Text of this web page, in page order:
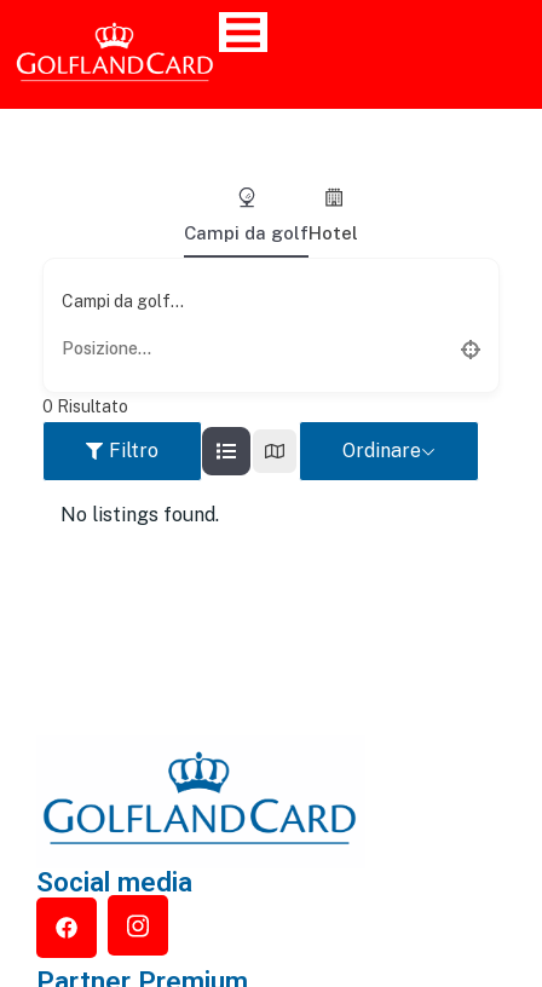
Campi da golfHotel
Campi da golf...
0 Risultato
Filtro Ordinare
No listings found.
Social media
Partner Premium